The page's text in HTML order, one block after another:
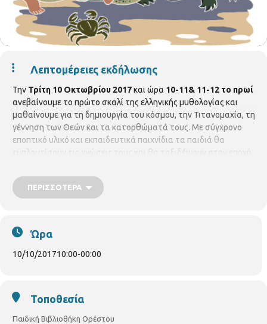
Λεπτομέρειες εκδήλωσης
Την Τρίτη 10 Οκτωβρίου 2017και ώρα 10-11& 11-12 το πρωί
ανεβαίνουμε το πρώτο σκαλί της ελληνικής μυθολογίας και
μαθαίνουμε για τη δημιουργία του κόσμου, την Τιτανομαχία, τη
γέννηση των Θεών και τα κατορθώματά τους. Με σύγχρονο
εποπτικό υλικό και εκπαιδευτικά παιχνίδια τα παιδιά θα
εμπλουτίσουν τις γνώσεις τους και θα ταξιδέψουν στην εποχή
2017καιώρα 10-11& 11-12 το πρωί
μυθικούς ήρωες τον Ηρακλή και τον Οδυσσέα, την πολυτάραχη
της περιοχής
ΠΕΡΙΣΣΌΤΕΡΑ
Ώρα
10/10/201710:00-00:00
Τοποθεσία
Παιδική Βιβλιοθήκη Ορέστου